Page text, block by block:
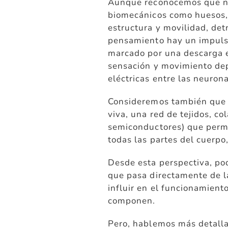
biomecánicos como
estructura y movilidad,
pensamiento hay un
marcado por una
sensación y movimiento
eléctricas entre las
Consideremos también
viva, una red de tejidos,
semiconductores) que
todas las partes del
Desde esta perspectiva,
que pasa directamente de
influir en el
componen.
Pero, hablemos más